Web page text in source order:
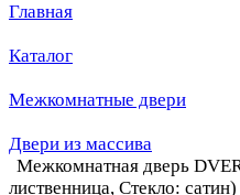
Главная
Каталог
Межкомнатные двери
Двери из массива
Межкомнатная дверь
лиственница, Стекло: сатин)